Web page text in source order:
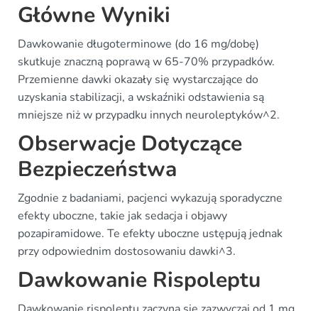
Główne Wyniki
Dawkowanie długoterminowe (do 16 mg/dobę)
skutkuje znaczną poprawą w 65-70% przypadków.
Przemienne dawki okazały się wystarczające do
uzyskania stabilizacji, a wskaźniki odstawienia są
mniejsze niż w przypadku innych neuroleptyków^2.
Obserwacje Dotyczące
Bezpieczeństwa
Zgodnie z badaniami, pacjenci wykazują sporadyczne
efekty uboczne, takie jak sedacja i objawy
pozapiramidowe. Te efekty uboczne ustępują jednak
przy odpowiednim dostosowaniu dawki^3.
Dawkowanie Rispoleptu